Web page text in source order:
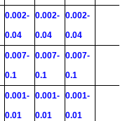
0.002-
0.04
0.002-
0.04
0.002-
0.04
0.007-
0.1
0.007-
0.1
0.007-
0.1
0.001-
0.01
0.001-
0.01
0.001-
0.01